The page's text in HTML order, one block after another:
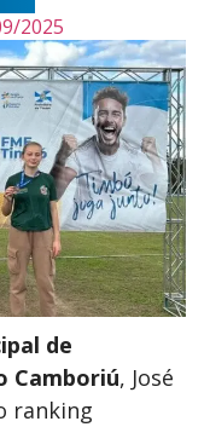
2025
de
Camboriú, José
ranking